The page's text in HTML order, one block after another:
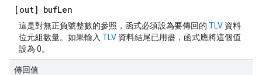
[out] bufLen
這是對無正負號整數的參照，函式必須設為要傳回的 TLV 資料
位元組數量。如果輸入 TLV 資料結尾已用盡，函式應將這個值
設為 0。
傳回值